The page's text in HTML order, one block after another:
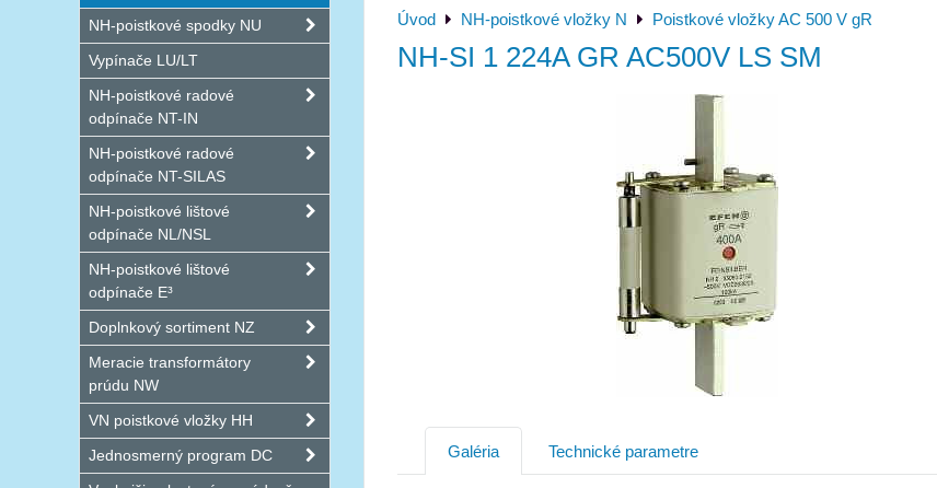
Úvod NH-poistkové vložky N Poistkové vložky AC 500 V gR
NH-SI 1 224A GR AC500V LS SM
Galéria Technické parametre
NH-poistkové spodky NU
Vypínače LU/LT
NH-poistkové radové
odpínače NT-IN
NH-poistkové radové
odpínače NT-SILAS
NH-poistkové lištové
odpínače NL/NSL
NH-poistkové lištové
odpínače E³
Doplnkový sortiment NZ
Meracie transformátory
prúdu NW
VN poistkové vložky HH
Jednosmerný program DC